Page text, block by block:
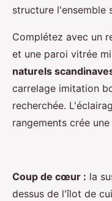
structure l'ensemble
Complétez avec un
et une paroi vitrée
naturels
carrelage imitation
recherchée.
rangements crée
Coup de cœur : la
dessus de l'îlot de